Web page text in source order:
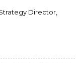
Director,